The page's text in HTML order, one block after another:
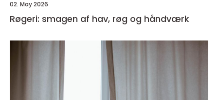
02. May 2026
Røgeri: smagen af hav, røg og håndværk